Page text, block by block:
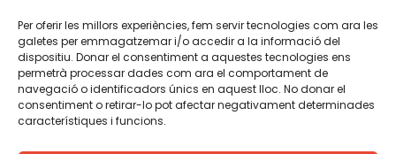
Per oferir les millors experiències, fem servir tecnologies com ara les
galetes per emmagatzemar i/o accedir a la informació del
dispositiu. Donar el consentiment a aquestes tecnologies ens
permetrà processar dades com ara el comportament de
navegació o identificadors únics en aquest lloc. No donar el
consentiment o retirar-lo pot afectar negativament determinades
característiques i funcions.
TW YTB IG FB IN
Legal NoticeCookie Policy